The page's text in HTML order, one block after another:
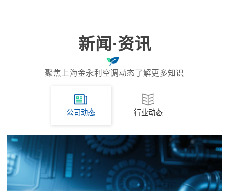
新闻·资讯
聚焦上海金永利空调动态了解更多知识
公司动态 行业动态